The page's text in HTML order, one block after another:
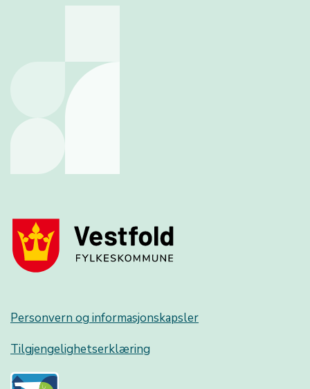
Personvern og informasjonskapsler
Tilgjengelighetserklæring